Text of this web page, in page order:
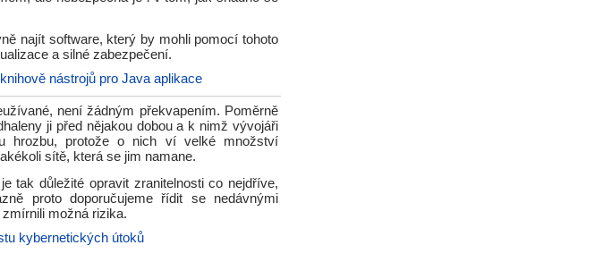
najít software, který by mohli pomocí tohoto
a silné zabezpečení.
nástrojů pro Java aplikace
není žádným překvapením. Poměrně
ji před nějakou dobou a k nimž vývojáři
hrozbu, protože o nich ví velké množství
sítě, která se jim namane.
tak důležité opravit zranitelnosti co nejdříve,
proto doporučujeme řídit se nedávnými
možná rizika.
kybernetických útoků